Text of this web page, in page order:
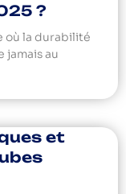
?
où la durabilité
jamais au
et